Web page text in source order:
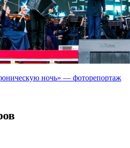
ночь» — фоторепортаж